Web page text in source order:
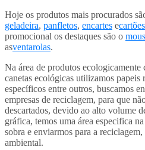
Hoje os produtos mais procurados
geladeira, panfletos, encartes e
promocional os destaques são o
asventarolas.
Na área de produtos ecologicamente
canetas ecológicas utilizamos papeis
específicos entre outros, buscamos
empresas de reciclagem, para que
descartados, devido ao alto volume
gráfica, temos uma área especifica
sobra e enviarmos para a
ambiental.